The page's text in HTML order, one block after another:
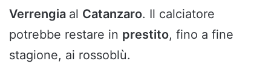
Verrengia al Catanzaro. Il calciatore
potrebbe restare in prestito, fino a fine
stagione, ai rossoblù.